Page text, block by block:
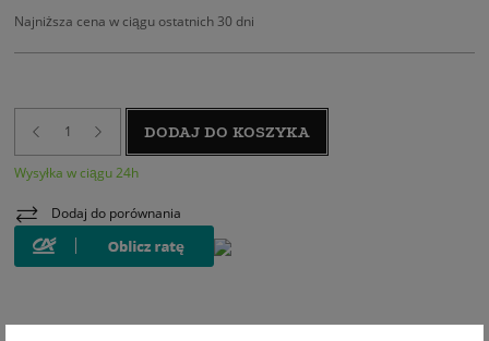
Najniższa cena w ciągu ostatnich 30 dni
DODAJ DO KOSZYKA
Wysyłka w ciągu 24h
Dodaj do porównania